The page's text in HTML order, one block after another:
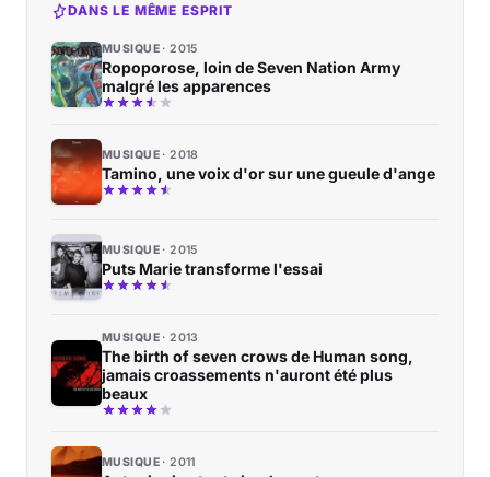
DANS LE MÊME ESPRIT
MUSIQUE 2015
Ropoporose, loin de Seven Nation Army
malgré les apparences
MUSIQUE 2018
Tamino, une voix d'or sur une gueule d'ange
MUSIQUE 2015
Puts Marie transforme l'essai
MUSIQUE 2013
The birth of seven crows de Human song,
jamais croassements n'auront été plus
beaux
MUSIQUE 2011